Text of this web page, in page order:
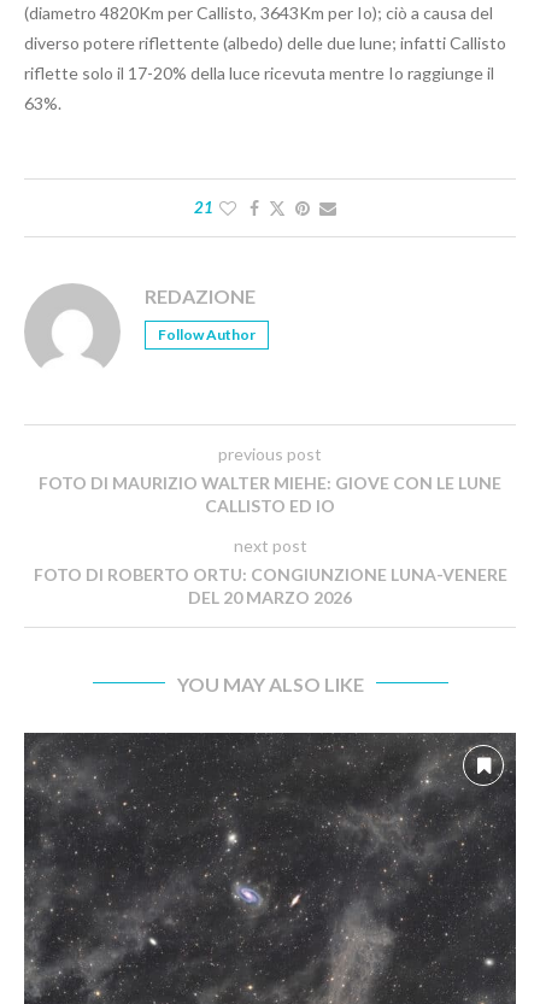
(diametro 4820Km per Callisto, 3643Km per Io); ciò a causa del
diverso potere riflettente (albedo) delle due lune; infatti Callisto
riflette solo il 17-20% della luce ricevuta mentre Io raggiunge il
63%.
21
REDAZIONE
Follow Author
previous post
FOTO DI MAURIZIO WALTER MIEHE: GIOVE CON LE LUNE
CALLISTO ED IO
next post
FOTO DI ROBERTO ORTU: CONGIUNZIONE LUNA-VENERE
DEL 20 MARZO 2026
YOU MAY ALSO LIKE